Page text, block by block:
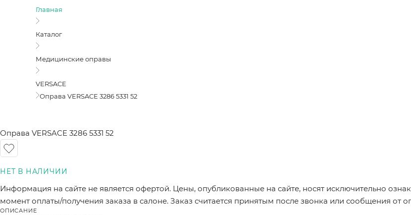
Главная
Каталог
Медицинские оправы
VERSACE
Оправа VERSACE 3286 5331 52
Оправа VERSACE 3286 5331 52
Информация на сайте не является офертой. Цены, опубликованные на сайте, носят исключительно
момент оплаты/получения заказа в салоне. Заказ считается принятым после звонка или сообщения от
ОПИСАНИЕ